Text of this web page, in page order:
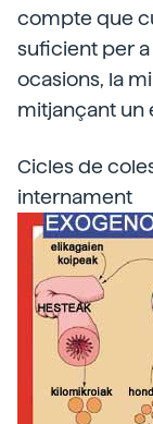
compte que
suficient per a
ocasions, la
mitjançant un
Cicles de
internament